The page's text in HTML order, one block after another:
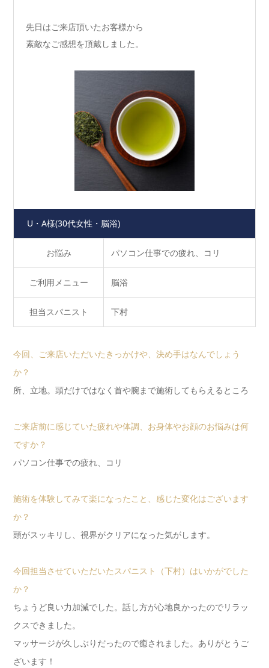
先日はご来店頂いたお客様から
素敵なご感想を頂戴しました。
U・A様(30代女性・脳浴)
お悩み パソコン仕事での疲れ、コリ
ご利用メニュー 脳浴
担当スパニスト 下村
今回、ご来店いただいたきっかけや、決め手はなんでしょう
か？
所、立地。頭だけではなく首や腕まで施術してもらえるところ
ご来店前に感じていた疲れや体調、お身体やお顔のお悩みは何
ですか？
パソコン仕事での疲れ、コリ
施術を体験してみて楽になったこと、感じた変化はございます
か？
頭がスッキリし、視界がクリアになった気がします。
今回担当させていただいたスパニスト（下村）はいかがでした
か？
ちょうど良い力加減でした。話し方が心地良かったのでリラッ
クスできました。
マッサージが久しぶりだったので癒されました。ありがとうご
ざいます！